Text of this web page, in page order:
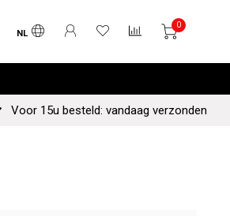
NL
0
Voor 15u besteld: vandaag verzonden